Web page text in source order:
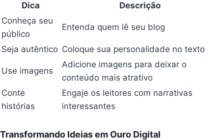
Dica
Descrição
Conheça seu
público
Entenda quem lê seu blog
Seja autêntico Coloque sua personalidade no texto
Use imagens
Adicione imagens para deixar o
conteúdo mais atrativo
Conte
histórias
Engaje os leitores com narrativas
interessantes
Transformando Ideias em Ouro Digital